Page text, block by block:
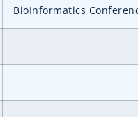
BioInformatics